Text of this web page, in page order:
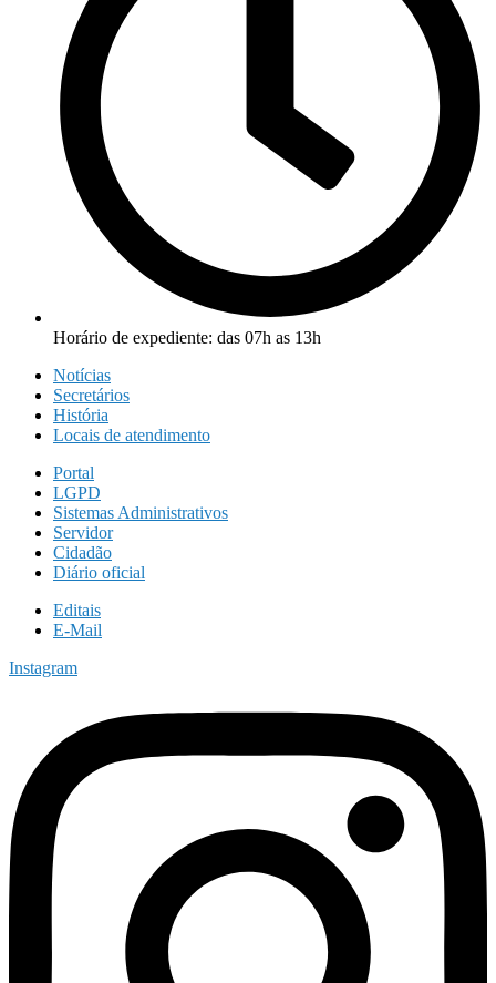
Horário de expediente: das 07h as 13h
Notícias
Secretários
História
Locais de atendimento
Portal
LGPD
Sistemas Administrativos
Servidor
Cidadão
Diário oficial
Editais
E-Mail
Instagram